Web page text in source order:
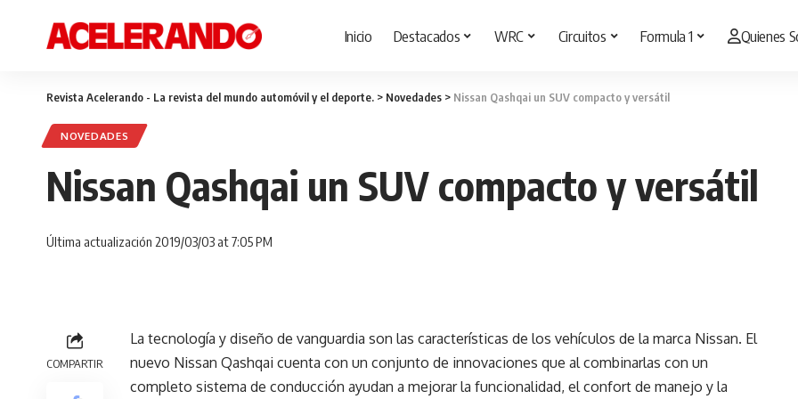
Inicio Destacados WRC Circuitos Formula 1 Quienes
Revista Acelerando - La revista del mundo automóvil y el deporte. > Novedades > Nissan Qashqai un SUV compacto y versátil
NOVEDADES
Nissan Qashqai un SUV compacto y versátil
Última actualización 2019/03/03 at 7:05 PM
COMPARTIR
La tecnología y diseño de vanguardia son las características de los vehículos de la marca Nissan. El
nuevo Nissan Qashqai cuenta con un conjunto de innovaciones que al combinarlas con un
completo sistema de conducción ayudan a mejorar la funcionalidad, el confort de manejo y la